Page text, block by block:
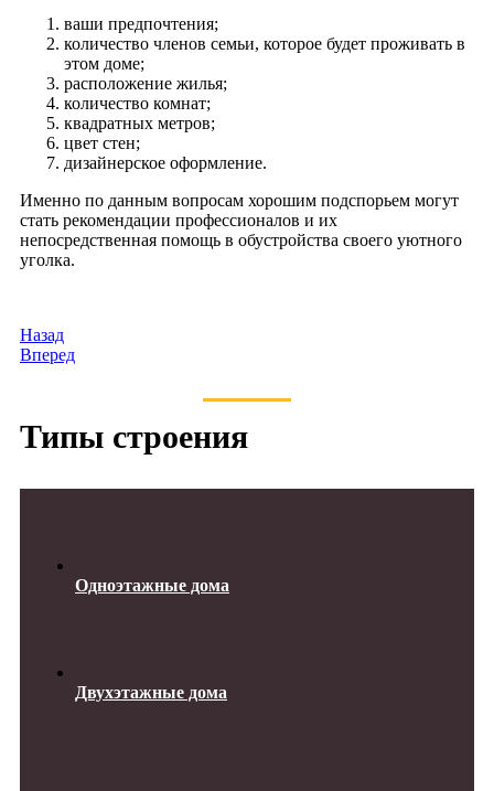
ваши предпочтения;
количество членов семьи, которое будет проживать в
этом доме;
расположение жилья;
количество комнат;
квадратных метров;
цвет стен;
дизайнерское оформление.
Именно по данным вопросам хорошим подспорьем могут
стать рекомендации профессионалов и их
непосредственная помощь в обустройства своего уютного
уголка.
Назад
Вперед
Типы строения
Одноэтажные дома
Двухэтажные дома